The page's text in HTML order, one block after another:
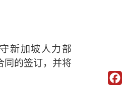
新加坡人力部
同的签订，并将